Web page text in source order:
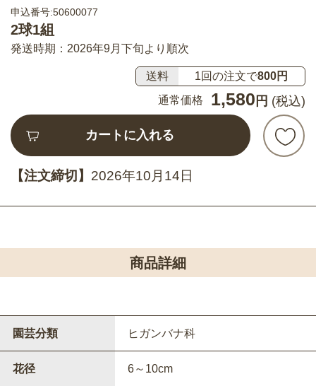
申込番号:50600077
2球1組
発送時期：2026年9月下旬より順次
送料 1回の注文で800円
通常価格
1,580 円 (税込)
カートに入れる
【注文締切】 2026年10月14日
商品詳細
園芸分類 ヒガンバナ科
花径 6～10cm